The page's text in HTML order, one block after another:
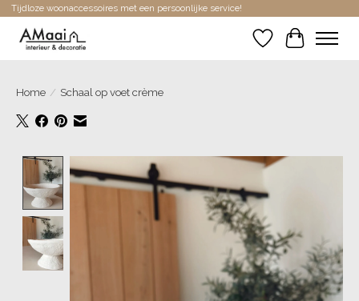
Tijdloze woonaccessoires met een persoonlijke service!
Verlanglijst
Home / Schaal op voet crème
Product image slideshow Items